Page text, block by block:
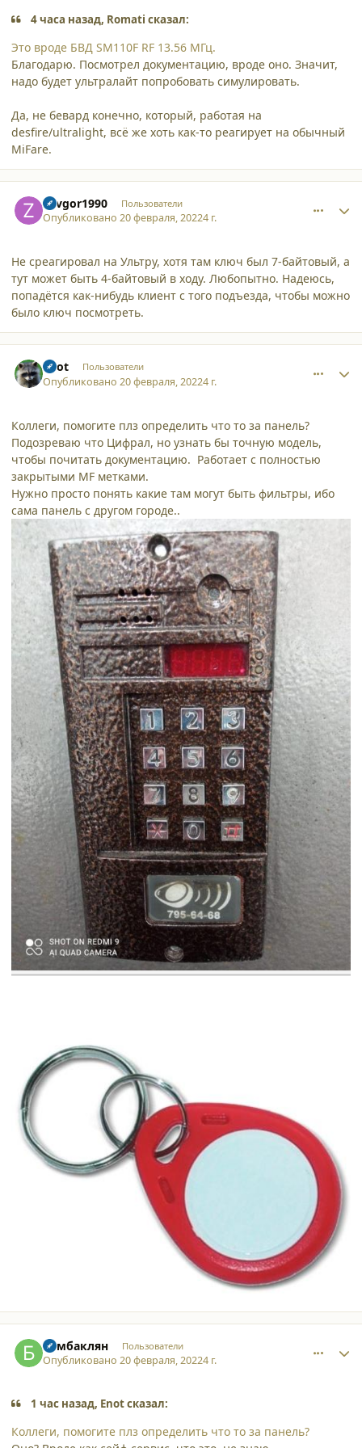
4 часа назад, Romati сказал:
Это вроде БВД SM110F RF 13.56 MГц.
Благодарю. Посмотрел документацию, вроде оно. Значит,
надо будет ультралайт попробовать симулировать.
Да, не бевард конечно, который, работая на
desfire/ultralight, всё же хоть как-то реагирует на обычный
MiFare.
Zavgor1990 Пользователи
Опубликовано20 февраля, 20224 г.
Не среагировал на Ультру, хотя там ключ был 7-байтовый, а
тут может быть 4-байтовый в ходу. Любопытно. Надеюсь,
попадётся как-нибудь клиент с того подъезда, чтобы можно
было ключ посмотреть.
Enot Пользователи
Опубликовано20 февраля, 20224 г.
Коллеги, помогите плз определить что то за панель?
Подозреваю что Цифрал, но узнать бы точную модель,
чтобы почитать документацию. Работает с полностью
закрытыми MF метками.
Нужно просто понять какие там могут быть фильтры, ибо
сама панель с другом городе..
Бамбаклян Пользователи
Опубликовано20 февраля, 20224 г.
1 час назад, Enot сказал:
Коллеги, помогите плз определить что то за панель?